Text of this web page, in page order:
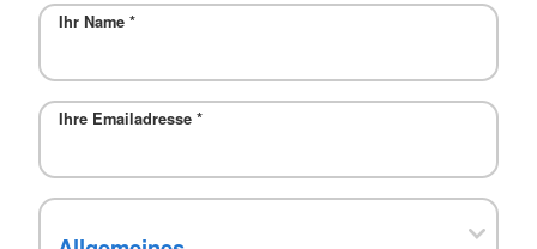
Ihr Name *
Ihre Emailadresse *